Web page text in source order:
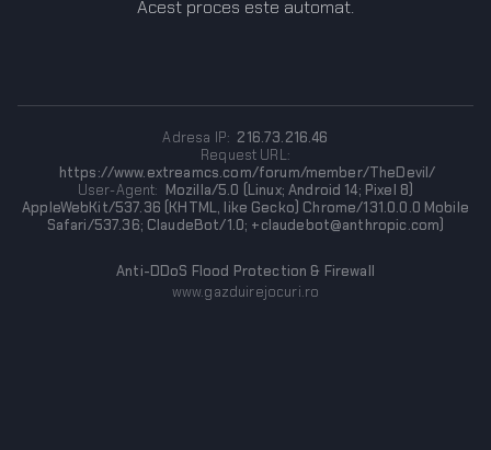
Acest proces este automat.
Adresa IP: 216.73.216.46
Request URL:
https://www.extreamcs.com/forum/member/TheDevil/
User-Agent: Mozilla/5.0 (Linux; Android 14; Pixel 8)
AppleWebKit/537.36 (KHTML, like Gecko) Chrome/131.0.0.0 Mobile
Safari/537.36; ClaudeBot/1.0; +claudebot@anthropic.com)
Anti-DDoS Flood Protection & Firewall
www.gazduirejocuri.ro